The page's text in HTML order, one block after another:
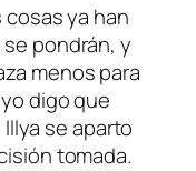
ya han
pondrán, y
menos para
digo que
se aparto
tomada.